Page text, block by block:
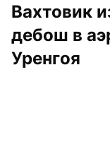
Вахтовик
дебош в
Уренгоя